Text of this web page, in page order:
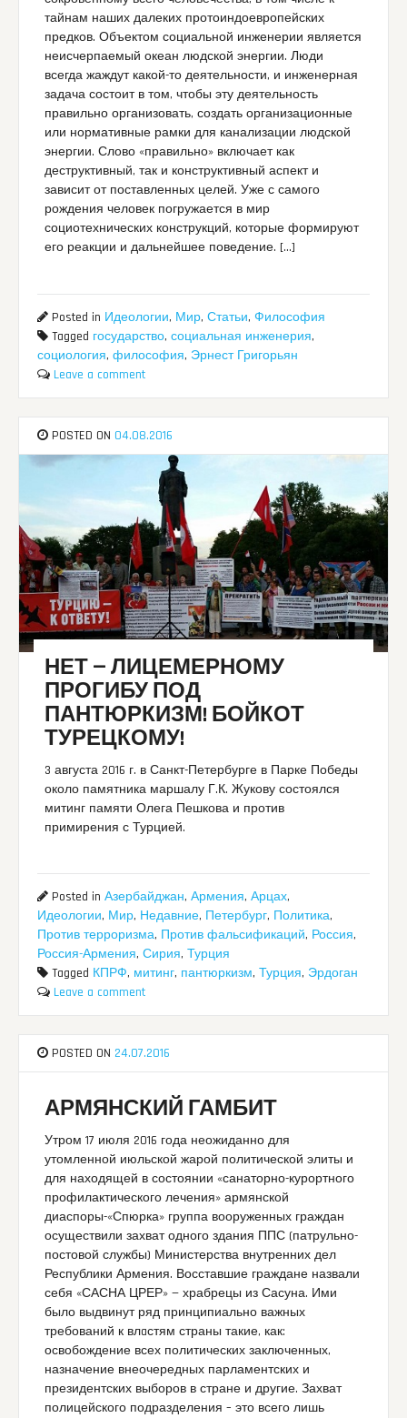
тайнам наших далеких протоиндоевропейских
предков. Объектом социальной инженерии является
неисчерпаемый океан людской энергии. Люди
всегда жаждут какой-то деятельности, и инженерная
задача состоит в том, чтобы эту деятельность
правильно организовать, создать организационные
или нормативные рамки для канализации людской
энергии. Слово «правильно» включает как
деструктивный, так и конструктивный аспект и
зависит от поставленных целей. Уже с самого
рождения человек погружается в мир
социотехнических конструкций, которые формируют
его реакции и дальнейшее поведение. […]
Posted in Идеологии, Мир,Статьи,Философия
Tagged государство,социальная инженерия,
социология,философия, Эрнест Григорьян
Leave a comment
POSTED ON 04.08.2016
НЕТ — ЛИЦЕМЕРНОМУ
ПРОГИБУ ПОД
ПАНТЮРКИЗМ! БОЙКОТ
ТУРЕЦКОМУ!
3 августа 2016 г. в Санкт-Петербурге в Парке Победы
около памятника маршалу Г.К. Жукову состоялся
митинг памяти Олега Пешкова и против
примирения с Турцией.
Posted inАзербайджан,Армения,Арцах,
Идеологии, Мир, Недавние, Петербург, Политика,
Против терроризма, Против фальсификаций, Россия,
Россия-Армения,Сирия,Турция
Tagged КПРФ, митинг, пантюркизм,Турция, Эрдоган
Leave a comment
POSTED ON 24.07.2016
АРМЯНСКИЙ ГАМБИТ
Утром 17 июля 2016 года неожиданно для
утомленной июльской жарой политической элиты и
для находящей в состоянии «санаторно-курортного
профилактического лечения» армянской
диаспоры-«Спюрка» группа вооруженных граждан
осуществили захват одного здания ППС (патрульно-
постовой службы) Министерства внутренних дел
Республики Армения. Восставшие граждане назвали
себя «САСНА ЦРЕР» — храбрецы из Сасуна. Ими
было выдвинут ряд принципиально важных
требований к влaстям страны такие, как:
освобождение всех политических заключенных,
назначение внеочередных парламентских и
президентских выборов в стране и другие. Захват
полицейского подразделения – это всего лишь